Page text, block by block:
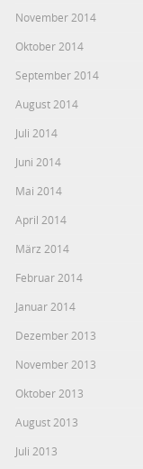
November 2014
Oktober 2014
September 2014
August 2014
Juli 2014
Juni 2014
Mai 2014
April 2014
März 2014
Februar 2014
Januar 2014
Dezember 2013
November 2013
Oktober 2013
August 2013
Juli 2013